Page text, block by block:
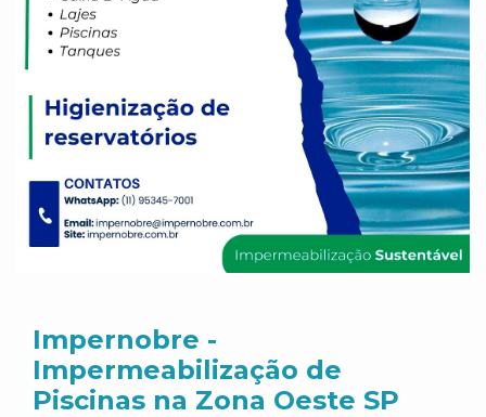
Impernobre -
Impermeabilização de
Piscinas na Zona Oeste SP